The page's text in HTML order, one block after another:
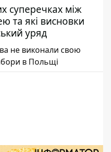
суперечках між
та які висновки
уряд
не виконали свою
в Польщі